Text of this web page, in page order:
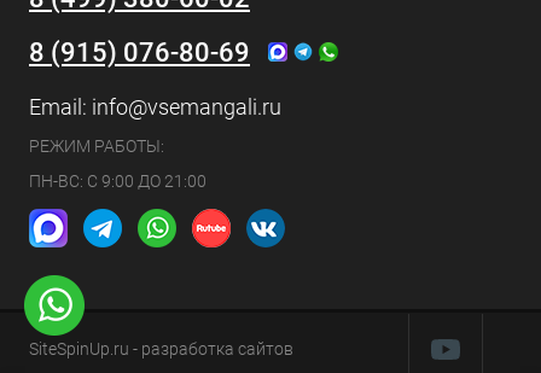
8 (915) 076-80-69
Email: info@vsemangali.ru
РЕЖИМ РАБОТЫ:
ПН-ВС: С 9:00 ДО 21:00
SiteSpinUp.ru - разработка сайтов